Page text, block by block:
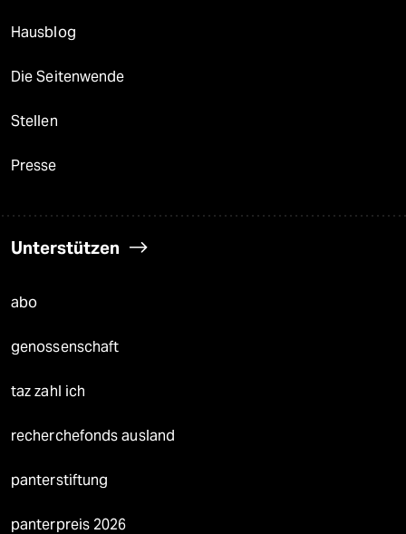
Hausblog
Die Seitenwende
Stellen
Presse
Unterstützen
abo
genossenschaft
taz zahl ich
recherchefonds ausland
panterstiftung
panterpreis 2026